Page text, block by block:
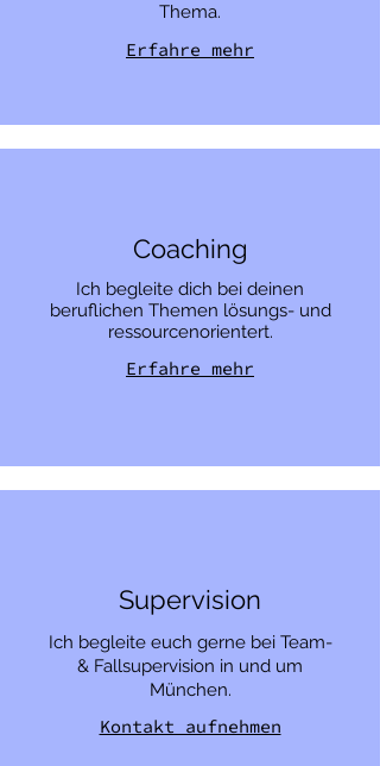
Thema.
Erfahre mehr
Coaching
Ich begleite dich bei deinen
beruflichen Themen lösungs- und
ressourcenorientert.
Erfahre mehr
Supervision
Ich begleite euch gerne bei Team-
& Fallsupervision in und um
München.
Kontakt aufnehmen